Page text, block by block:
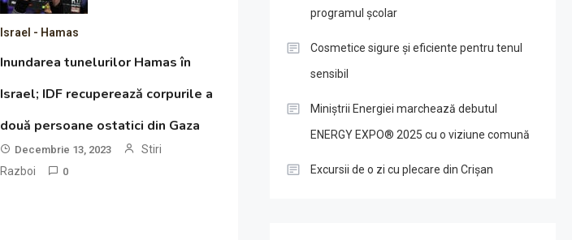
Israel - Hamas
Inundarea tunelurilor Hamas în
Israel; IDF recuperează corpurile a
două persoane ostatici din Gaza
Decembrie 13, 2023
Stiri
Razboi
0
programul școlar
Cosmetice sigure și eficiente pentru tenul
sensibil
Miniștrii Energiei marchează debutul
ENERGY EXPO® 2025 cu o viziune comună
Excursii de o zi cu plecare din Crișan